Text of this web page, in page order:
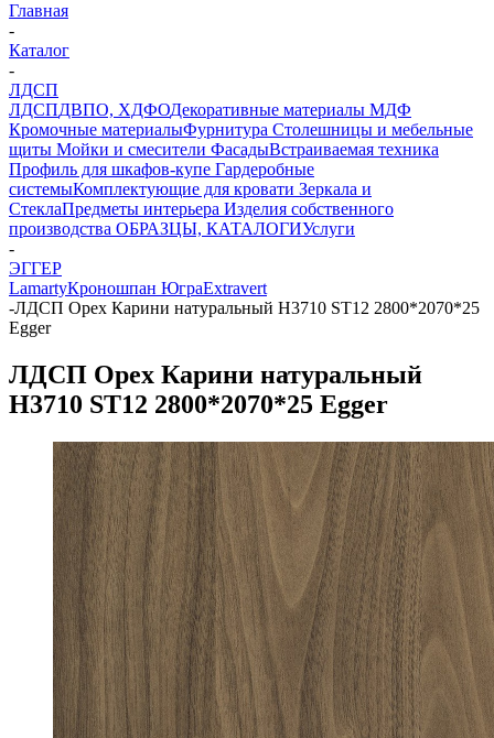
Главная
-
Каталог
-
ЛДСП
ЛДСПДВПО, ХДФОДекоративные материалы МДФ
Кромочные материалыФурнитура Столешницы и мебельные
щиты Мойки и смесители ФасадыВстраиваемая техника
Профиль для шкафов-купе Гардеробные
системыКомплектующие для кровати Зеркала и
СтеклаПредметы интерьера Изделия собственного
производства ОБРАЗЦЫ, КАТАЛОГИУслуги
-
ЭГГЕР
LamartyКроношпан ЮграExtravert
-ЛДСП Орех Карини натуральный H3710 ST12 2800*2070*25
Egger
ЛДСП Орех Карини натуральный
H3710 ST12 2800*2070*25 Egger